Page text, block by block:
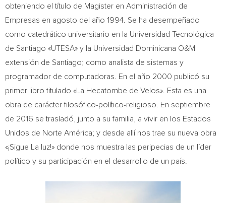
obteniendo el título de Magister en Administración de
Empresas en agosto del año 1994. Se ha desempeñado
como catedrático universitario en la Universidad Tecnológica
de Santiago «UTESA» y la Universidad Dominicana O&M
extensión de Santiago; como analista de sistemas y
programador de computadoras. En el año 2000 publicó su
primer libro titulado «La Hecatombe de Velos». Esta es una
obra de carácter filosófico-político-religioso. En septiembre
de 2016 se trasladó, junto a su familia, a vivir en los Estados
Unidos de Norte América; y desde allí nos trae su nueva obra
«¡Sigue La luz!» donde nos muestra las peripecias de un líder
político y su participación en el desarrollo de un país.